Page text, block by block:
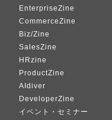
EnterpriseZine
CommerceZine
Biz/Zine
SalesZine
HRzine
ProductZine
AIdiver
DeveloperZine
イベント・セミナー